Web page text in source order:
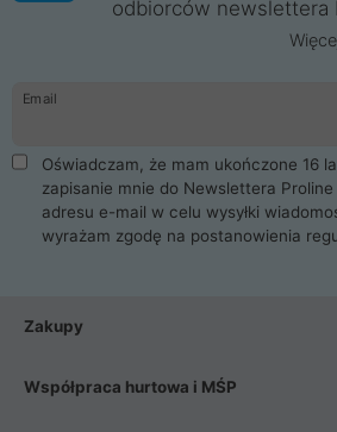
odbiorców newslettera
Email
Oświadczam, że mam ukończone 16
zapisanie mnie do Newslettera
adresu e-mail w celu wysyłki
wyrażam zgodę na postanowienia
Zakupy
Współpraca hurtowa i MŚP